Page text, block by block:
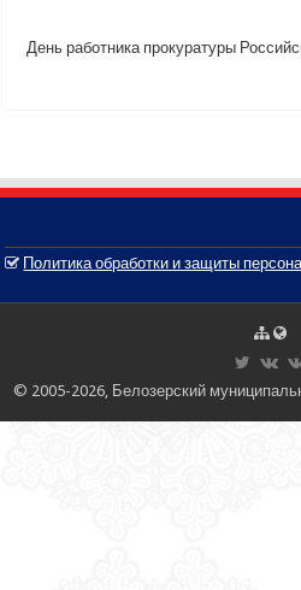
День работника прокуратуры
Политика обработки и защиты
© 2005-2026, Белозерский